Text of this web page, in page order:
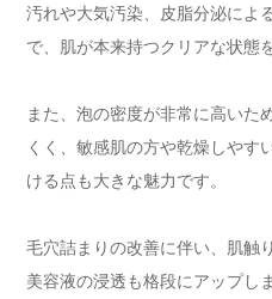
汚れや大気汚染、皮脂分泌によ
で、肌が本来持つクリアな状態
また、泡の密度が非常に高いた
くく、敏感肌の方や乾燥しやす
ける点も大きな魅力です。
毛穴詰まりの改善に伴い、肌触
美容液の浸透も格段にアップしま